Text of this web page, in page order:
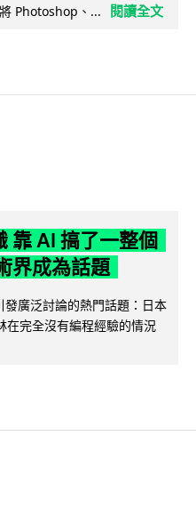
Photoshop、...
閱讀全文
靠 AI 搞了一整個
界成為話題
廣泛討論的熱門話題：日本
在完全沒有編程經驗的情況